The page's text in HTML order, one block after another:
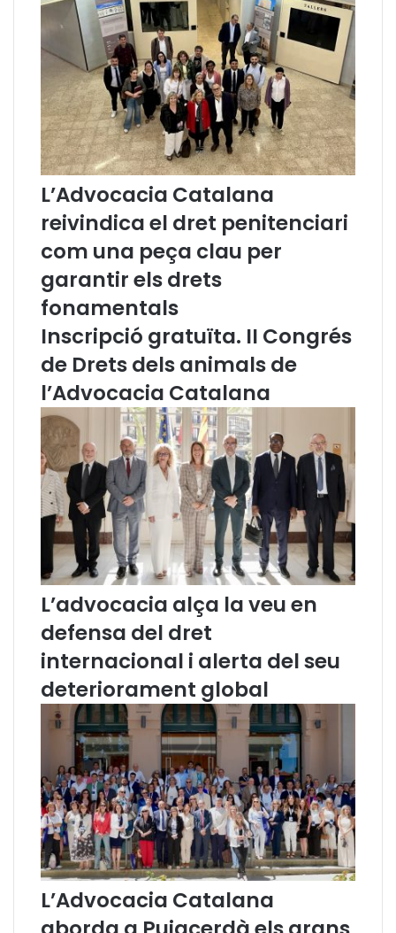
e
G
r
a
n
o
e
r
s
’
n
c
r
p
o
r
a
a
l
s
i
t
e
a
d
n
o
f
i
c
a
c
i
o
n
s
l
e
l
A
d
v
o
c
a
c
C
t
a
l
n
a
e
n
r
e
l
a
c
i
ó
a
d
i
c
i
1
7
-
A
L’Advocacia Catalana
reivindica el dret penitenciari
com una peça clau per
garantir els drets
fonamentals
Inscripció gratuïta. II Congrés
de Drets dels animals de
l’Advocacia Catalana
L’advocacia alça la veu en
defensa del dret
internacional i alerta del seu
deteriorament global
L’Advocacia Catalana